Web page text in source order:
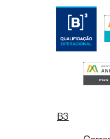
B3